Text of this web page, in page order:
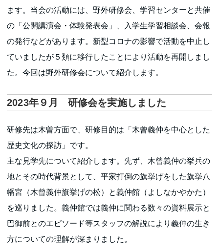
ます。当会の活動には、野外研修会、学習センターと共催
の「公開講演会・体験発表会」、入学生学習相談会、会報
の発行などがあります。新型コロナの影響で活動を中止し
ていましたが５類に移行したことにより活動を再開しまし
た。今回は野外研修会について紹介します。
2023年９月 研修会を実施しました
研修先は木曽方面で、研修目的は「木曾義仲を中心とした
歴史文化の探訪」です。
主な見学先について紹介します。先ず、木曾義仲の挙兵の
地とその時代背景として、平家打倒の旗挙げをした旗挙八
幡宮（木曾義仲旗挙げの松）と義仲館（よしなかやかた）
を巡りました。義仲館では義仲に関わる数々の資料展示と
巴御前とのエピソード等スタッフの解説により義仲の生き
方についての理解が深まりました。